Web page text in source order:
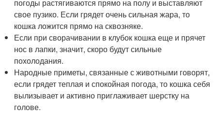
погоды растягиваются прямо на полу и выставляют
свое пузико. Если грядет очень сильная жара, то
кошка ложится прямо на сквозняке.
Если при сворачивании в клубок кошка еще и прячет
нос в лапки, значит, скоро будут сильные
похолодания.
Народные приметы, связанные с животными говорят,
если грядет теплая и спокойная погода, то кошка себя
вылизывает и активно приглаживает шерстку на
голове.